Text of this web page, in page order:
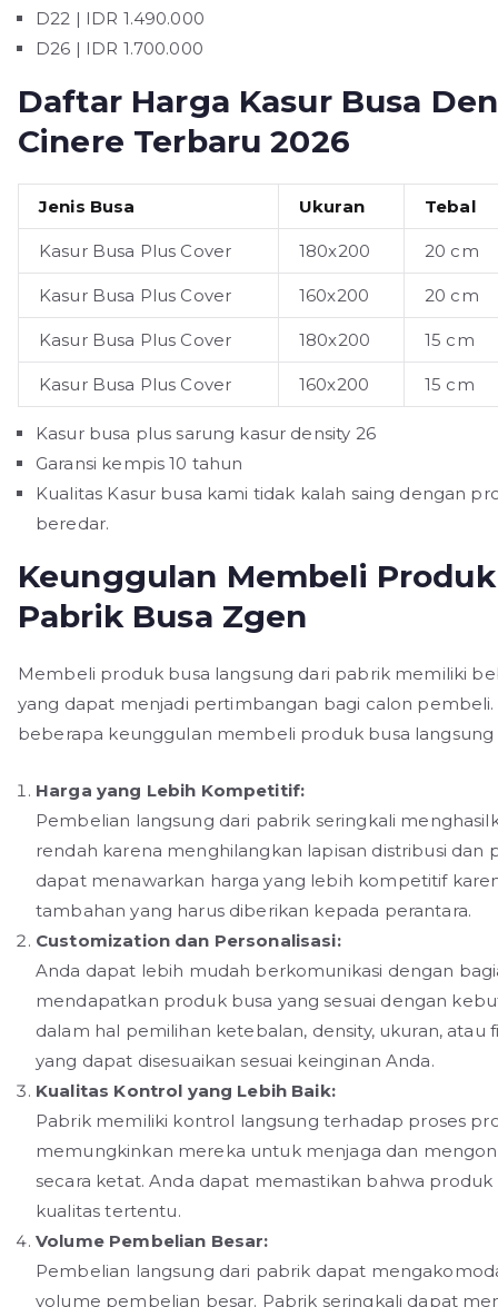
D22 | IDR 1.490.000
D26 | IDR 1.700.000
Daftar Harga Kasur Busa
Cinere Terbaru 2026
Jenis Busa Ukuran Tebal
Kasur Busa Plus Cover 180x200 20 cm
Kasur Busa Plus Cover 160x200 20 cm
Kasur Busa Plus Cover 180x200 15 cm
Kasur Busa Plus Cover 160x200 15 cm
Kasur busa plus sarung kasur density 26
Garansi kempis 10 tahun
Kualitas Kasur busa kami tidak kalah saing dengan
beredar.
Keunggulan Membeli
Pabrik Busa Zgen
Membeli produk busa langsung dari pabrik memiliki
yang dapat menjadi pertimbangan bagi calon
beberapa keunggulan membeli produk busa langsung
Harga yang Lebih Kompetitif:
Pembelian langsung dari pabrik seringkali
rendah karena menghilangkan lapisan distribusi dan
dapat menawarkan harga yang lebih kompetitif
tambahan yang harus diberikan kepada perantara.
Customization dan Personalisasi:
Anda dapat lebih mudah berkomunikasi dengan
mendapatkan produk busa yang sesuai dengan
dalam hal pemilihan ketebalan, density, ukuran, atau
yang dapat disesuaikan sesuai keinginan Anda.
Kualitas Kontrol yang Lebih Baik:
Pabrik memiliki kontrol langsung terhadap proses
memungkinkan mereka untuk menjaga dan
secara ketat. Anda dapat memastikan bahwa
kualitas tertentu.
Volume Pembelian Besar:
Pembelian langsung dari pabrik dapat
volume pembelian besar. Pabrik seringkali dapat